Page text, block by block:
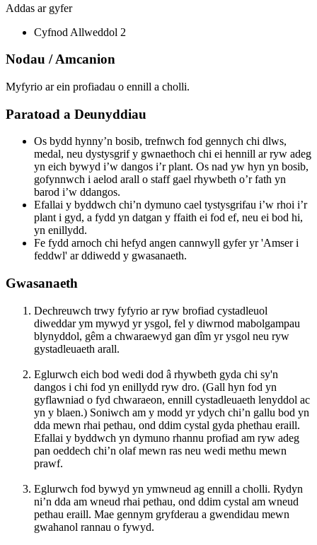
Addas ar gyfer
Cyfnod Allweddol 2
Nodau / Amcanion
Myfyrio ar ein profiadau o ennill a cholli.
Paratoad a Deunyddiau
Os bydd hynny’n bosib, trefnwch fod gennych chi dlws,
medal, neu dystysgrif y gwnaethoch chi ei hennill ar ryw adeg
yn eich bywyd i’w dangos i’r plant. Os nad yw hyn yn bosib,
gofynnwch i aelod arall o staff gael rhywbeth o’r fath yn
barod i’w ddangos.
Efallai y byddwch chi’n dymuno cael tystysgrifau i’w rhoi i’r
plant i gyd, a fydd yn datgan y ffaith ei fod ef, neu ei bod hi,
yn enillydd.
Fe fydd arnoch chi hefyd angen cannwyll gyfer yr 'Amser i
feddwl' ar ddiwedd y gwasanaeth.
Gwasanaeth
Dechreuwch trwy fyfyrio ar ryw brofiad cystadleuol
diweddar ym mywyd yr ysgol, fel y diwrnod mabolgampau
blynyddol, gêm a chwaraewyd gan dîm yr ysgol neu ryw
gystadleuaeth arall.
Eglurwch eich bod wedi dod â rhywbeth gyda chi sy'n
dangos i chi fod yn enillydd ryw dro. (Gall hyn fod yn
gyflawniad o fyd chwaraeon, ennill cystadleuaeth lenyddol ac
yn y blaen.) Soniwch am y modd yr ydych chi’n gallu bod yn
dda mewn rhai pethau, ond ddim cystal gyda phethau eraill.
Efallai y byddwch yn dymuno rhannu profiad am ryw adeg
pan oeddech chi’n olaf mewn ras neu wedi methu mewn
prawf.
Eglurwch fod bywyd yn ymwneud ag ennill a cholli. Rydyn
ni’n dda am wneud rhai pethau, ond ddim cystal am wneud
pethau eraill. Mae gennym gryfderau a gwendidau mewn
gwahanol rannau o fywyd.